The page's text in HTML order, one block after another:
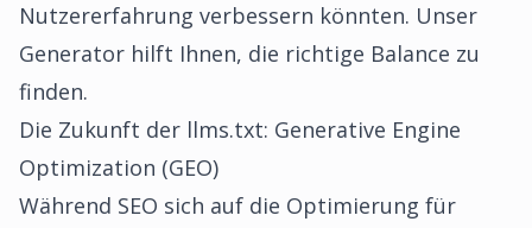
Nutzererfahrung verbessern könnten. Unser
Generator hilft Ihnen, die richtige Balance zu
finden.
Die Zukunft der llms.txt: Generative Engine
Optimization (GEO)
Während SEO sich auf die Optimierung für